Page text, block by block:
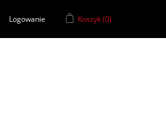
Logowanie Koszyk(0)